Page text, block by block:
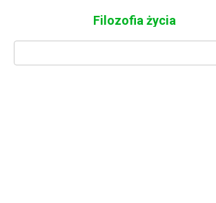
Filozofia życia
Search: